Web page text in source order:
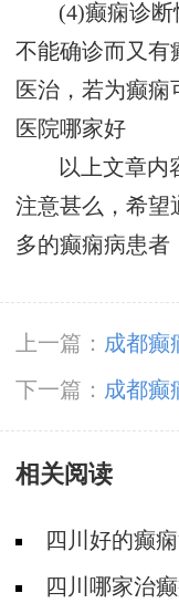
(4)癫痫诊
不能确诊而又有
医治，若为癫痫
医院哪家好
以上文章内
注意甚么，希望
多的癫痫病患者
上一篇： 成都癫
些问题？
下一篇： 成都癫
是什么?
相关阅读
四川好的癫
有什么作用?
四川哪家治